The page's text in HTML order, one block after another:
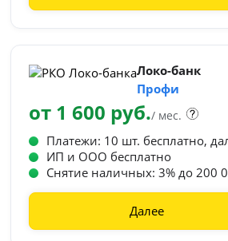
Локо-банк
Профи
от 1 600 руб./ мес.
Платежи: 10 шт. бесплатно,
ИП и ООО бесплатно
Снятие наличных: 3% до 200
Далее